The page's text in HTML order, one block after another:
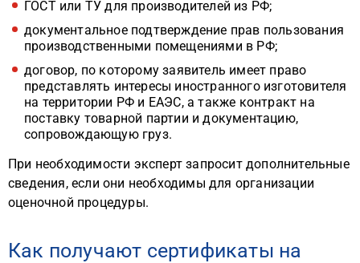
ГОСТ или ТУ для производителей из РФ;
документальное подтверждение прав пользования
производственными помещениями в РФ;
договор, по которому заявитель имеет право
представлять интересы иностранного изготовителя
на территории РФ и ЕАЭС, а также контракт на
поставку товарной партии и документацию,
сопровождающую груз.
При необходимости эксперт запросит дополнительные
сведения, если они необходимы для организации
оценочной процедуры.
Как получают сертификаты на